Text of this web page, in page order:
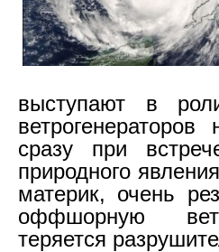
выступают в
сразу при
природного
материк, очень
оффшорную
теряется